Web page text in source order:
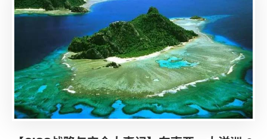
反恐形势，国家安全仍然受到巨大威胁。